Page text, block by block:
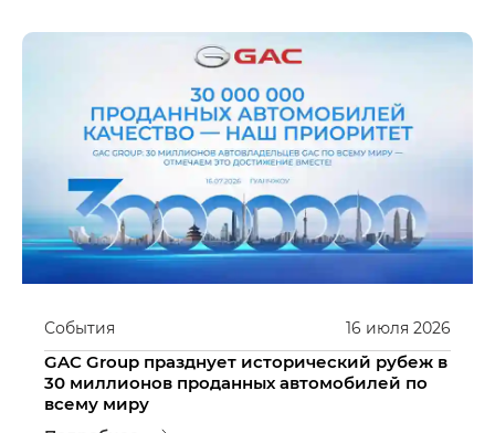
16 июля 2026
События
GAC Group празднует исторический рубеж в
30 миллионов проданных автомобилей по
всему миру